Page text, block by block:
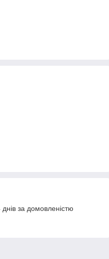
за домовленістю